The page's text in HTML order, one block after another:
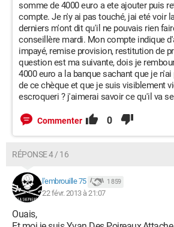
somme de 4000 euro a ete ajouter puis
compte. Je n'y ai pas touché, jai eté voir
derniers m'ont dit qu'il ne pouvais rien
conseillère mardi. Mon compte indique
impayé, remise provision, restitution de
question est ma suivante, dois je
4000 euro a la banque sachant que je
de ce chèque et que je suis visiblement
escroqueri ? j'aimerai savoir ce qu'il va
Commenter 0
RÉPONSE 4 / 16
l'embrouille 75 1 859
22 févr. 2013 à 21:07
Ouais,